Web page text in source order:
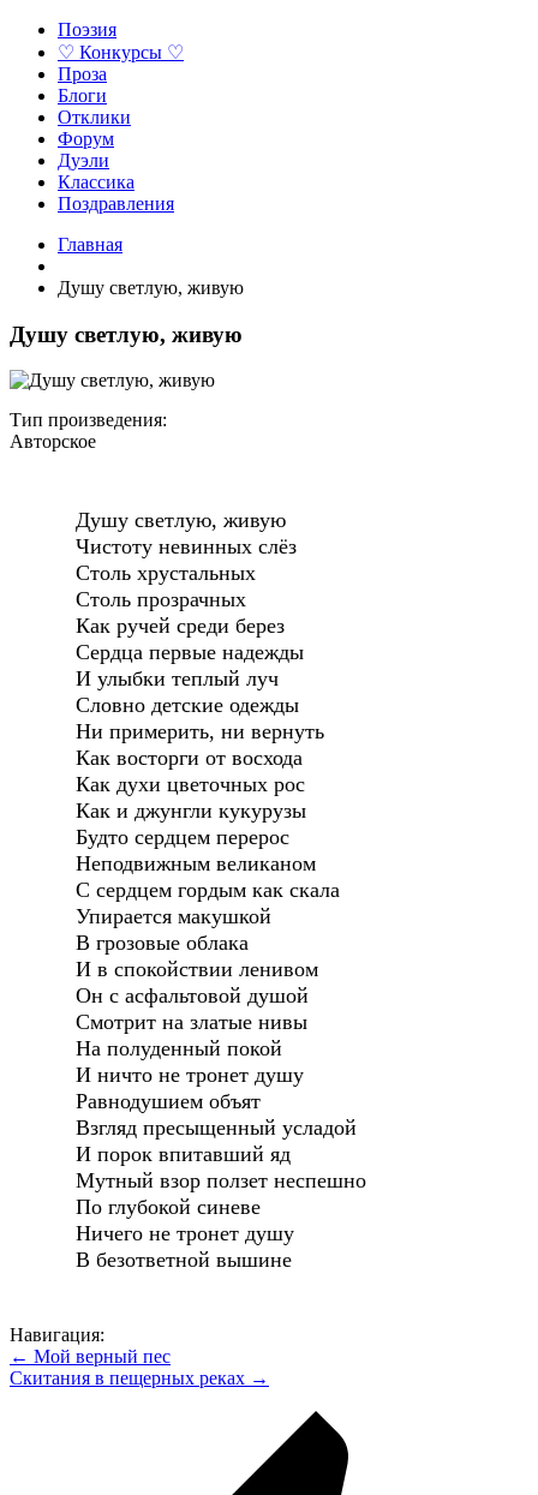
Поэзия
♡ Конкурсы ♡
Проза
Блоги
Отклики
Форум
Дуэли
Классика
Поздравления
Главная
Душу светлую, живую
Душу светлую, живую
Тип произведения:
Авторское
Душу светлую, живую
Чистоту невинных слёз
Столь хрустальных
Столь прозрачных
Как ручей среди берез
Сердца первые надежды
И улыбки теплый луч
Словно детские одежды
Ни примерить, ни вернуть
Как восторги от восхода
Как духи цветочных рос
Как и джунгли кукурузы
Будто сердцем перерос
Неподвижным великаном
С сердцем гордым как скала
Упирается макушкой
В грозовые облака
И в спокойствии ленивом
Он с асфальтовой душой
Смотрит на златые нивы
На полуденный покой
И ничто не тронет душу
Равнодушием объят
Взгляд пресыщенный усладой
И порок впитавший яд
Мутный взор ползет неспешно
По глубокой синеве
Ничего не тронет душу
В безответной вышине
Навигация:
← Мой верный пес
Скитания в пещерных реках →